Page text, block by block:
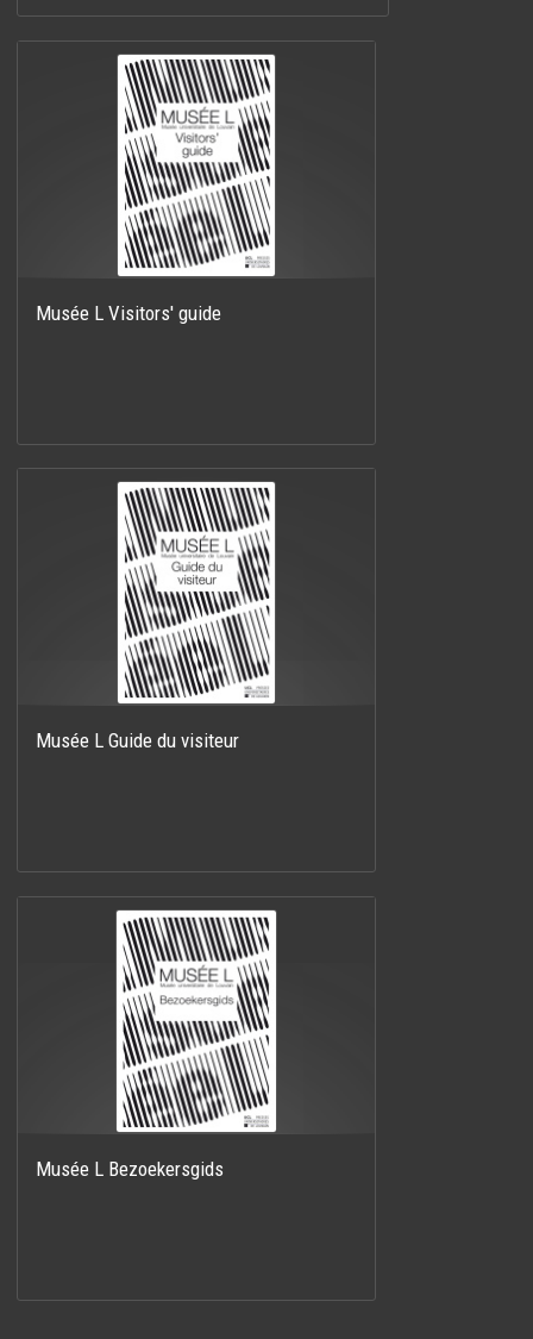
Musée L Visitors' guide
Musée L Guide du visiteur
Musée L Bezoekersgids